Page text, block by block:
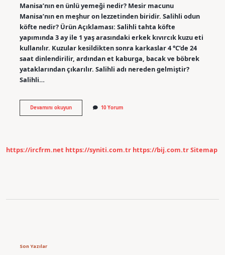
Manisa’nın en ünlü yemeği nedir? Mesir macunu
Manisa’nın en meşhur on lezzetinden biridir. Salihli odun
köfte nedir? Ürün Açıklaması: Salihli tahta köfte
yapımında 3 ay ile 1 yaş arasındaki erkek kıvırcık kuzu eti
kullanılır. Kuzular kesildikten sonra karkaslar 4 °C’de 24
saat dinlendirilir, ardından et kaburga, bacak ve böbrek
yataklarından çıkarılır. Salihli adı nereden gelmiştir?
Salihli…
Devamını okuyunSalihlinin
Hangi
10 Yorum
https://ircfrm.net https://syniti.com.tr https://bij.com.trSitemap
Son Yazılar